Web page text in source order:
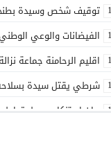
توقيف شخص وسيدة
الفيضانات والوعي
اقليم الرحامنة جماعة
شرطي يقتل سيدة بسلاحه
بيان استنكاري حول